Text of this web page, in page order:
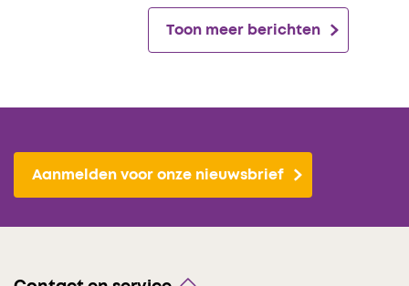
Toon meer berichten
Aanmelden voor onze nieuwsbrief